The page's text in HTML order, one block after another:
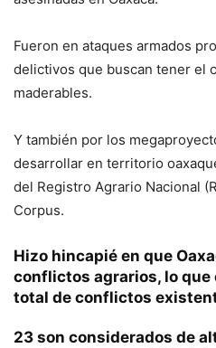
Fueron en ataques armados
delictivos que buscan tener el
maderables.
Y también por los
desarrollar en territorio
del Registro Agrario Nacional
Corpus.
Hizo hincapié en que
conflictos agrarios, lo que
total de conflictos
23 son considerados de